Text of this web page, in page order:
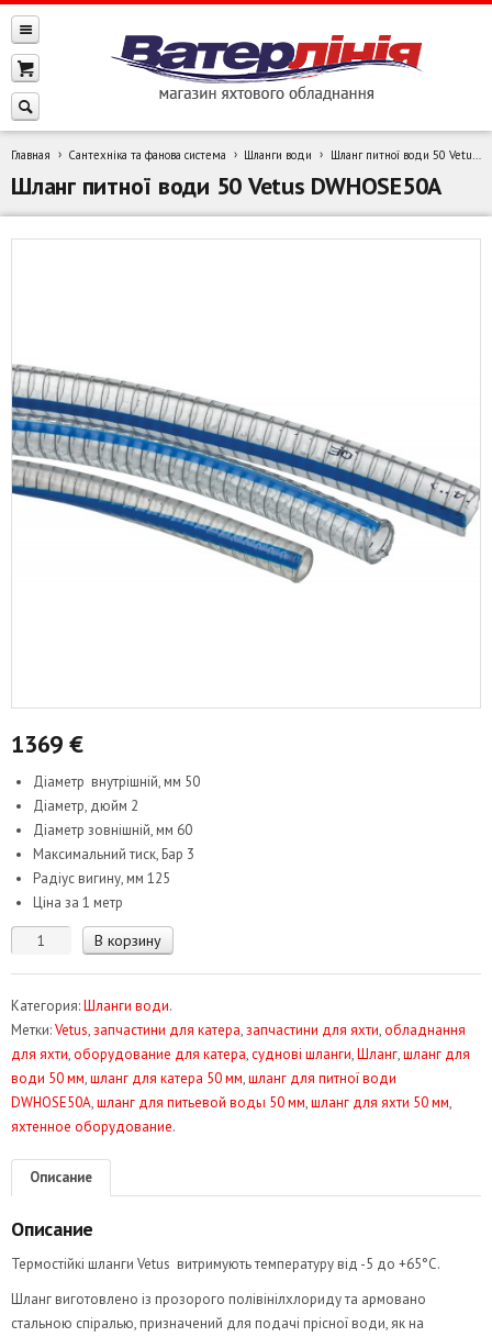
Главная Сантехніка та фанова система Шланги води Шланг питної води 50 Vetus DWHOSE50A
Шланг питної води 50 Vetus DWHOSE50A
1369 €
Діаметр внутрішній, мм 50
Діаметр, дюйм 2
Діаметр зовнішній, мм 60
Максимальний тиск, Бар 3
Радіус вигину, мм 125
Ціна за 1 метр
Количество
питної
води
50
Vetus
DWHOSE50A
В корзину
Категория:Шланги води.
Метки:Vetus,запчастини для катера,запчастини для яхти,обладнання
для яхти,оборудование для катера,суднові шланги,Шланг,шланг для
води 50 мм,шланг для катера 50 мм,шланг для питної води
DWHOSE50A,шланг для питьевой воды 50 мм,шланг для яхти 50 мм,
яхтенное оборудование.
Описание
Описание
Термостійкі шланги Vetus витримують температуру від -5 до +65°C.
Шланг виготовлено із прозорого полівінілхлориду та армовано
стальною спіралью, призначений для подачі прісної води, як на